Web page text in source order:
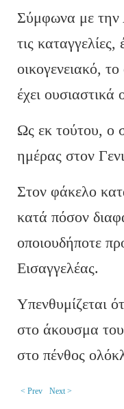
Σύμφωνα με την
τις
οικογενειακό,
έχει
Ως εκ τούτου, ο
ημέρας στον
Στον φάκελο
κατά πόσον
οποιουδήποτε
Εισαγγελέας.
Υπενθυμίζεται
στο άκουσμα
στο πένθος
< Prev Next >